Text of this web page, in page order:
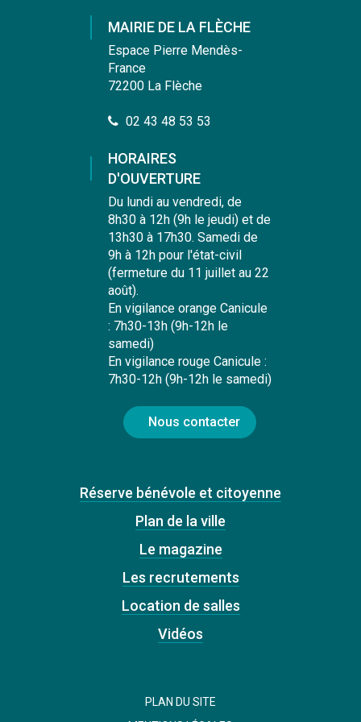
comptecomptecompte
chaîne
MAIRIE DE LA FLÈCHE
Espace Pierre Mendès-
France
72200 La Flèche
02 43 48 53 53
HORAIRES
D'OUVERTURE
Du lundi au vendredi, de
8h30 à 12h (9h le jeudi) et de
13h30 à 17h30. Samedi de
9h à 12h pour l'état-civil
(fermeture du 11 juillet au 22
août).
En vigilance orange Canicule
: 7h30-13h (9h-12h le
samedi)
En vigilance rouge Canicule :
7h30-12h (9h-12h le samedi)
Nous contacter
Réserve bénévole et citoyenne
Plan de la ville
Le magazine
Les recrutements
Location de salles
Vidéos
PLAN DU SITE